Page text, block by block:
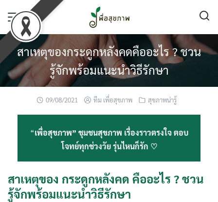
content
สาเหตุของกระดูกหลังคดคืออะไร ? ชวน
รู้จักพร้อมแนะนำวิธีรักษา
09/08/2021 ทีม เพื่อสุขภาพ สุขภาพน่ารู้
“เพื่อสุขภาพ” ชุมชนสุขภาพ เรื่องราวตรงใจ ตอบ
โจทย์ทุกช่วงวัย รุ่นไหนก็รัก ♡
สาเหตุของ กระดูกหลังคด คืออะไร ? ชวน
รู้จักพร้อมแนะนำวิธีรักษา